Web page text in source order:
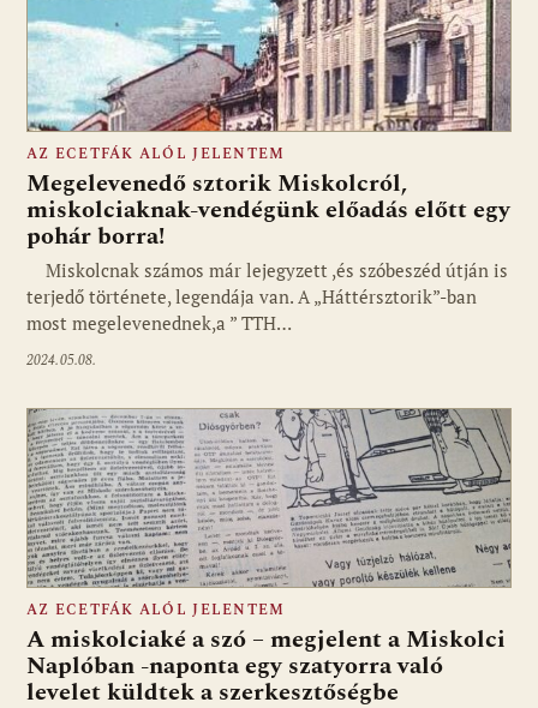
AZ ECETFÁK ALÓL JELENTEM
Megelevenedő sztorik Miskolcról,
miskolciaknak-vendégünk előadás előtt egy
pohár borra!
Miskolcnak számos már lejegyzett ,és szóbeszéd útján is
terjedő története, legendája van. A „Háttérsztorik”-ban
most megelevenednek,a ” TTH…
2024.05.08.
AZ ECETFÁK ALÓL JELENTEM
A miskolciaké a szó – megjelent a Miskolci
Naplóban -naponta egy szatyorra való
levelet küldtek a szerkesztőségbe